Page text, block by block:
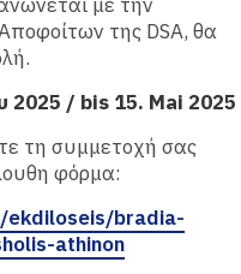
της DSA, θα
2025 / bis 15. Mai 2025
τη συμμετοχή σας
φόρμα:
bradia-
athinon